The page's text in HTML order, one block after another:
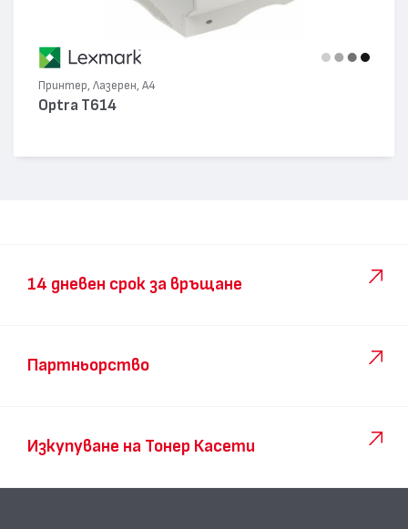
Принтер, Лазерен, А4
Optra T614
14 дневен срок за връщане
Партньорство
Изкупуване на Тонер Касети